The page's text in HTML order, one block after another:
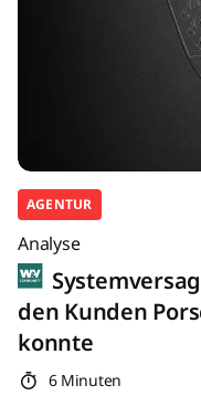
AGENTUR
Analyse
den Kunden
konnte
6 Minuten